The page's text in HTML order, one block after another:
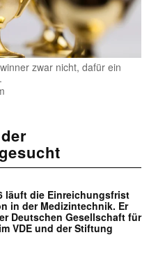
zwar nicht, dafür ein
läuft die Einreichungsfrist
in der Medizintechnik. Er
Deutschen Gesellschaft für
VDE und der Stiftung